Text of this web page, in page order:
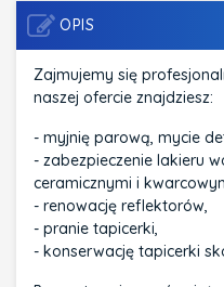
OPIS
Zajmujemy się
naszej ofercie znajdziesz:
- myjnię parową, mycie
- zabezpieczenie lakieru
ceramicznymi i
- renowację reflektorów,
- pranie tapicerki,
- konserwację tapicerki